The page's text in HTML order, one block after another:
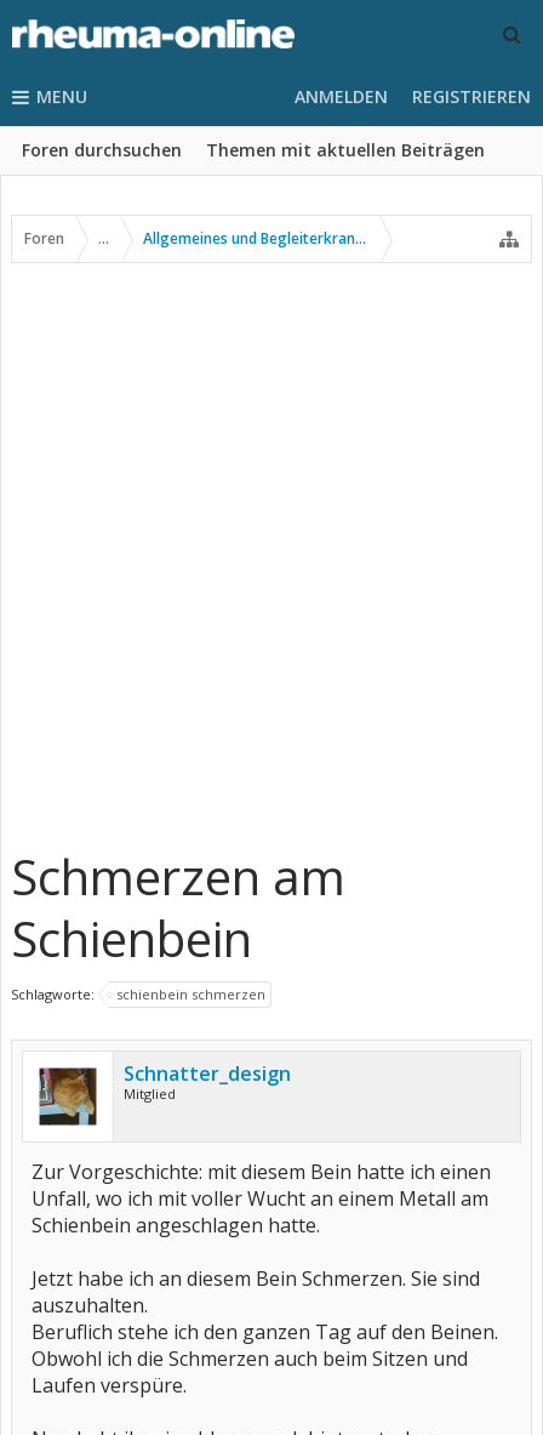
MENU
Foren durchsuchen Themen mit aktuellen Beiträgen
ANMELDEN REGISTRIEREN
Foren ... Allgemeines und Begleiterkrankungen
Schmerzen am
Schienbein
Schlagworte: schienbein schmerzen
Schnatter_design
Mitglied
Zur Vorgeschichte: mit diesem Bein hatte ich einen
Unfall, wo ich mit voller Wucht an einem Metall am
Schienbein angeschlagen hatte.
Jetzt habe ich an diesem Bein Schmerzen. Sie sind
auszuhalten.
Beruflich stehe ich den ganzen Tag auf den Beinen.
Obwohl ich die Schmerzen auch beim Sitzen und
Laufen verspüre.